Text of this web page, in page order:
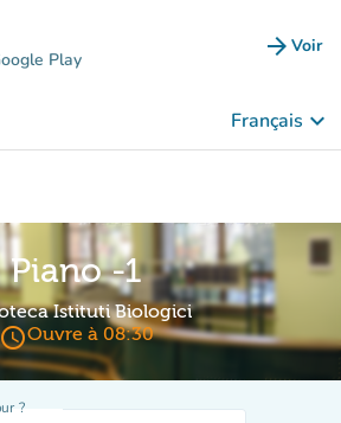
Play arrow_forward Voir
Français keyboard_arrow_down
Piano -1
Istituti Biologici
Ouvre à 08:30
?